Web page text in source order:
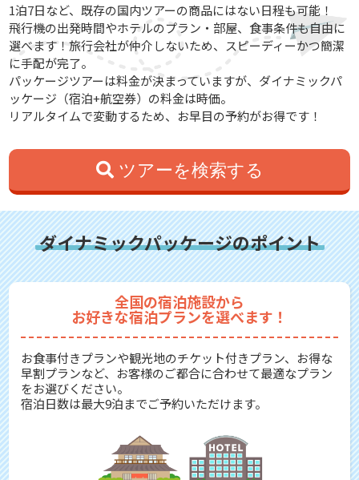
1泊7日など、既存の国内ツアーの商品にはない日程も可能！
飛行機の出発時間やホテルのプラン・部屋、食事条件も自由に
選べます！旅行会社が仲介しないため、スピーディーかつ簡潔
に手配が完了。
パッケージツアーは料金が決まっていますが、ダイナミックパ
ッケージ（宿泊+航空券）の料金は時価。
リアルタイムで変動するため、お早目の予約がお得です！
ツアーを検索する
ダイナミックパッケージのポイント
全国の宿泊施設から
お好きな宿泊プランを選べます！
お食事付きプランや観光地のチケット付きプラン、お得な
早割プランなど、お客様のご都合に合わせて最適なプラン
をお選びください。
宿泊日数は最大9泊までご予約いただけます。